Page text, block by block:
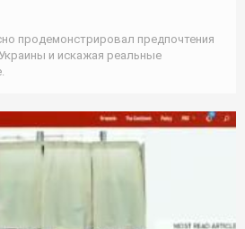
продемонстрировал предпочтения
и искажая реальные